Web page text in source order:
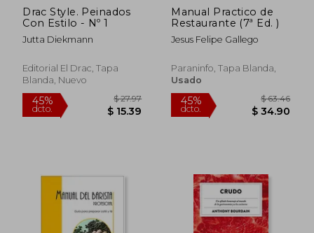
45%
dcto.
$ 48.16
$ 26.49
45%
dcto.
$
$
Drac Style. Peinados
Con Estilo - Nº 1
Jutta Diekmann
Editorial El Drac, Tapa
Blanda, Nuevo
Manual Practico de
Restaurante (7ª Ed. )
Jesus Felipe Gallego
Paraninfo, Tapa Blanda,
Usado